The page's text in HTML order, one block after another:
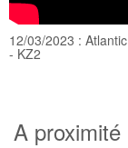
12/03/2023 :
- KZ2
A proximité